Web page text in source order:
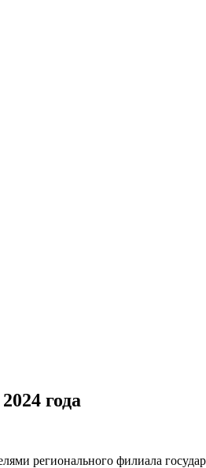
года
регионального филиала